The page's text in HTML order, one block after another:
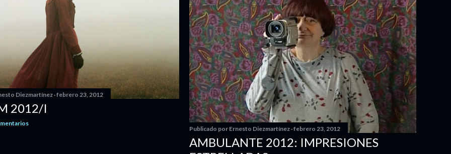
Diezmartínez febrero 23, 2012
2012/I
Publicado por Ernesto Diezmartínez febrero 23, 2012
AMBULANTE 2012: IMPRESIONES